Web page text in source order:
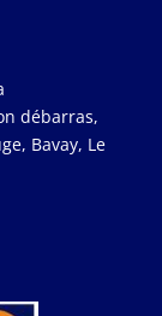
débarras,
Bavay, Le